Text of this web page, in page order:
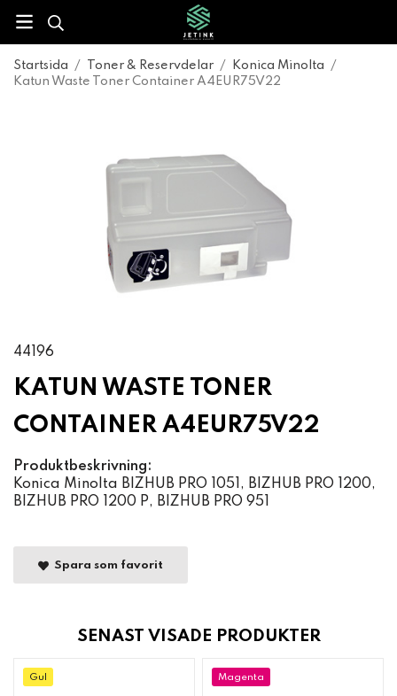
Startsida / Toner & Reservdelar / Konica Minolta
/
Katun Waste Toner Container A4EUR75V22
44196
KATUN WASTE TONER
CONTAINER A4EUR75V22
Produktbeskrivning:
Konica Minolta BIZHUB PRO 1051, BIZHUB PRO 1200,
BIZHUB PRO 1200 P, BIZHUB PRO 951
Spara som favorit
SENAST VISADE PRODUKTER
Gul Magenta